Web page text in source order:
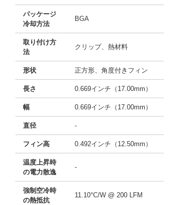
パッケージ
冷却方法
BGA
取り付け方
法
クリップ、熱材料
形状 正方形、角度付きフィン
長さ 0.669インチ（17.00mm）
幅 0.669インチ（17.00mm）
直径 -
フィン高 0.492インチ（12.50mm）
温度上昇時
の電力散逸
-
強制空冷時
の熱抵抗
11.10°C/W @ 200 LFM